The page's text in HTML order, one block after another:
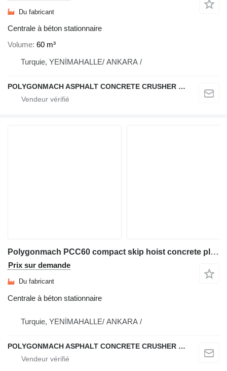
Du fabricant
Centrale à béton stationnaire
Volume 60 m³
Turquie, YENİMAHALLE/ ANKARA /
POLYGONMACH ASPHALT CONCRETE CRUSHER SYSTEMS
Polygonmach PCC60 compact skip hoist concrete plant
Prix sur demande
Du fabricant
Centrale à béton stationnaire
Turquie, YENİMAHALLE/ ANKARA /
POLYGONMACH ASPHALT CONCRETE CRUSHER SYSTEMS